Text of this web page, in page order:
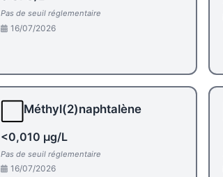
Pas de seuil réglementaire
16/07/2026
Méthyl(2)naphtalène
<0,010 µg/L
Pas de seuil réglementaire
16/07/2026